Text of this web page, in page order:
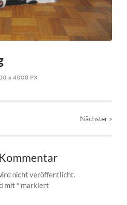
x 4000 PX
Nächster »
nicht veröffentlicht.
mit * markiert